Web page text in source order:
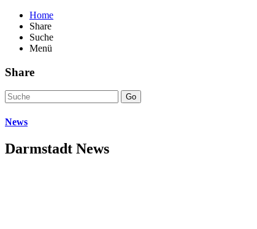
Home
Share
Suche
Menü
Share
Go
News
Darmstadt News